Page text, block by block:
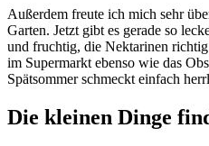
Außerdem freute ich mich sehr
Garten. Jetzt gibt es gerade so
und fruchtig, die Nektarinen
im Supermarkt ebenso wie das
Spätsommer schmeckt einfach
Die kleinen Dinge